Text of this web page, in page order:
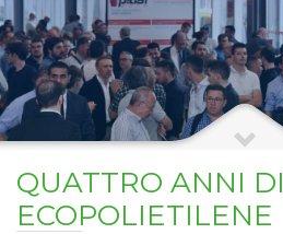
QUATTRO ANNI DI
ECOPOLIETILENE